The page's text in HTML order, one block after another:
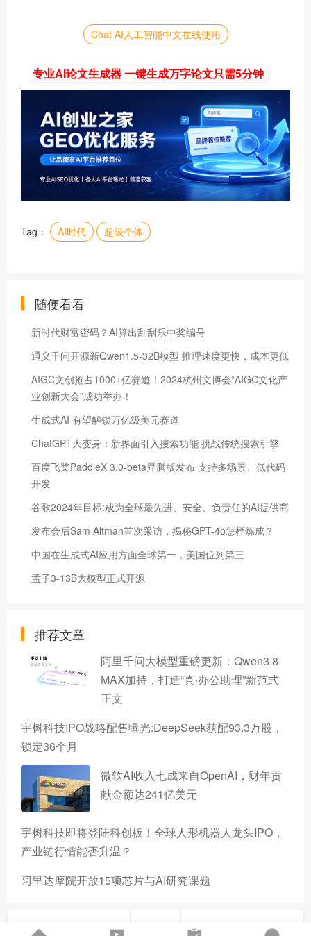
Chat AI人工智能中文在线使用
专业AI论文生成器 一键生成万字论文只需5分钟
Tag： AI时代 超级个体
随便看看
新时代财富密码？AI算出刮刮乐中奖编号
通义千问开源新Qwen1.5-32B模型 推理速度更快，成本更低
AIGC文创抢占1000+亿赛道！2024杭州文博会“AIGC文化产
业创新大会”成功举办！
生成式AI 有望解锁万亿级美元赛道
ChatGPT大变身：新界面引入搜索功能 挑战传统搜索引擎
百度飞桨PaddleX 3.0-beta昇腾版发布 支持多场景、低代码
开发
谷歌2024年目标:成为全球最先进、安全、负责任的AI提供商
发布会后Sam Altman首次采访，揭秘GPT-4o怎样炼成？
中国在生成式AI应用方面全球第一，美国位列第三
孟子3-13B大模型正式开源
推荐文章
阿里千问大模型重磅更新：Qwen3.8-
MAX加持，打造“真·办公助理”新范式
正文
宇树科技IPO战略配售曝光:DeepSeek获配93.3万股，
锁定36个月
微软AI收入七成来自OpenAI，财年贡
献金额达241亿美元
宇树科技即将登陆科创板！全球人形机器人龙头IPO，
产业链行情能否升温？
阿里达摩院开放15项芯片与AI研究课题